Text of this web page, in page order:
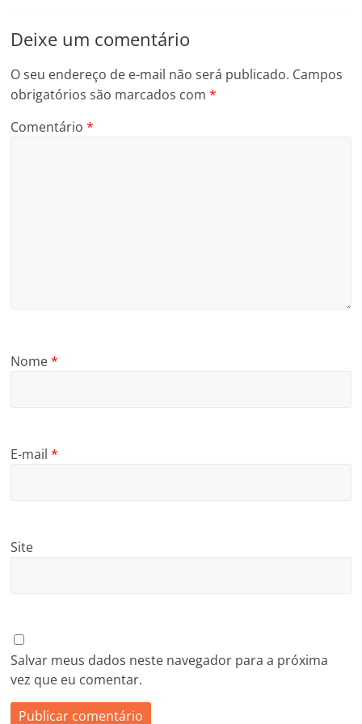
Deixe um comentário
O seu endereço de e-mail não será publicado. Campos
obrigatórios são marcados com*
Comentário*
Nome*
E-mail*
Site
Salvar meus dados neste navegador para a próxima
vez que eu comentar.